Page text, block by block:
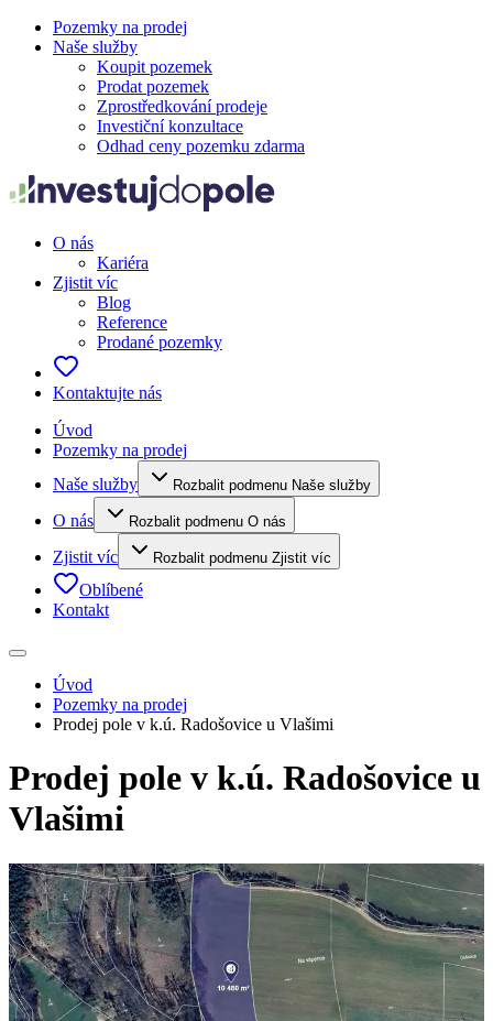
Pozemky na prodej
Naše služby
Koupit pozemek
Prodat pozemek
Zprostředkování prodeje
Investiční konzultace
Odhad ceny pozemku zdarma
O nás
Kariéra
Zjistit víc
Blog
Reference
Prodané pozemky
Kontaktujte nás
Úvod
Pozemky na prodej
Naše služby
Rozbalit podmenu Naše služby
O nás Rozbalit podmenu O nás
Zjistit víc Rozbalit podmenu Zjistit víc
Oblíbené
Kontakt
Úvod
Pozemky na prodej
Prodej pole v k.ú. Radošovice u Vlašimi
Prodej pole v k.ú. Radošovice u
Vlašimi